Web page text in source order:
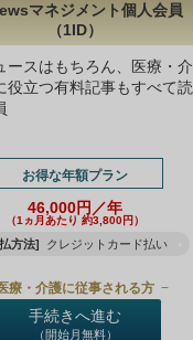
マネジメント個人会員
（1ID）
ースはもちろん、医療・介
役立つ有料記事もすべて読
お得な年額プラン
46,000円／年
（1ヵ月あたり 約3,800円）
方法] クレジットカード払い
療・介護に従事される方
手続きへ進む
（開始月無料）